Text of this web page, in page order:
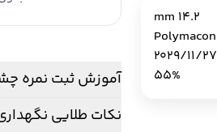
14.2 mm
Polymacon
2029/11/27
55%
lilly
عدد
آموزش ثبت نمره
نکات طلایی نگهداری